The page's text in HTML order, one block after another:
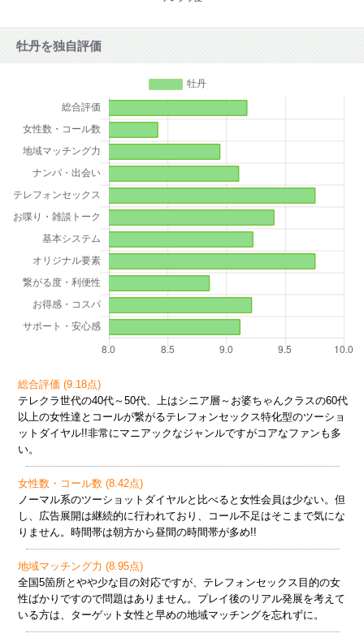
牡丹を独自評価
総合評価 (9.18点)
テレクラ世代の40代～50代、上はシニア層～お婆ちゃんクラスの60代
以上の女性達とコールが繋がるテレフォンセックス特化型のツーショ
ットダイヤル!!非常にマニアックなジャンルですがコアなファンも多
い。
女性数・コール数 (8.42点)
ノーマル系のツーショットダイヤルと比べると女性会員は少ない。但
し、広告展開は継続的に行われており、コール不足はそこまで気にな
りません。時間帯は朝方から昼間の時間帯が多め!!
地域マッチング力 (8.95点)
全国5箇所とやや少な目の対応ですが、テレフォンセックス目的の女
性ばかりですので問題はありません。プレイ後のリアル発展を考えて
いる方は、ターゲット女性と早めの地域マッチングを忘れずに。